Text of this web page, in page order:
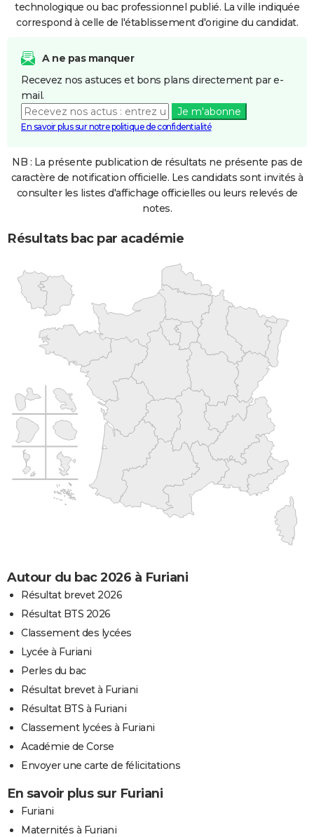
technologique ou bac professionnel publié. La ville indiquée
correspond à celle de l'établissement d'origine du candidat.
A ne pas manquer
Recevez nos astuces et bons plans directement par e-
mail.
Je m'abonne
En savoir plus sur notre politique de confidentialité
NB : La présente publication de résultats ne présente pas de
caractère de notification officielle. Les candidats sont invités à
consulter les listes d'affichage officielles ou leurs relevés de
notes.
Résultats bac par académie
Autour du bac 2026 à Furiani
Résultat brevet 2026
Résultat BTS 2026
Classement des lycées
Lycée à Furiani
Perles du bac
Résultat brevet à Furiani
Résultat BTS à Furiani
Classement lycées à Furiani
Académie de Corse
Envoyer une carte de félicitations
En savoir plus sur Furiani
Furiani
Maternités à Furiani